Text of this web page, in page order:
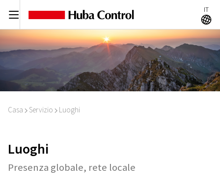
C IT
A
Casa I Servizio I Luoghi
Luoghi
Presenza globale, rete locale